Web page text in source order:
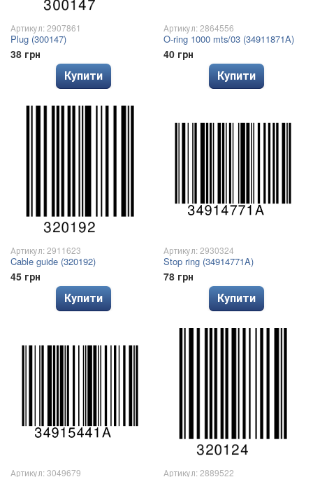
Артикул: 2907861
Plug (300147)
38 грн
Купити
Артикул: 2864556
O-ring 1000 mts/03 (34911871A)
40 грн
Купити
Артикул: 2911623
Cable guide (320192)
45 грн
Купити
Артикул: 2930324
Stop ring (34914771A)
78 грн
Купити
Артикул: 3049679 Артикул: 2889522